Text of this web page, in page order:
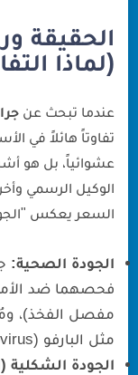
الحقيقة
(لماذا
عندما تبحث عن
تفاوتاً هائلاً في
عشوائياً، بل هو
الوكيل الرسمي
السعر يعكس
الجودة الصحية:
فحصهما ضد
مفصل الفخذ)،
مثل البارفو (Parvovirus).
الجودة الشكلية